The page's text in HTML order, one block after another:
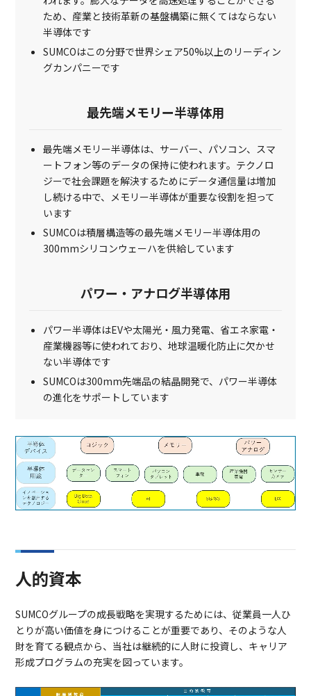
ため、産業と技術革新の基盤構築に無くてはならない
半導体です
SUMCOはこの分野で世界シェア50%以上のリーディン
グカンパニーです
最先端メモリー半導体用
最先端メモリー半導体は、サーバー、パソコン、スマ
ートフォン等のデータの保持に使われます。テクノロ
ジーで社会課題を解決するためにデータ通信量は増加
し続ける中で、メモリー半導体が重要な役割を担って
います
SUMCOは積層構造等の最先端メモリー半導体用の
300mmシリコンウェーハを供給しています
パワー・アナログ半導体用
パワー半導体はEVや太陽光・風力発電、省エネ家電・
産業機器等に使われており、地球温暖化防止に欠かせ
ない半導体です
SUMCOは300mm先端品の結晶開発で、パワー半導体
の進化をサポートしています
人的資本
SUMCOグループの成長戦略を実現するためには、従業員一人ひ
とりが高い価値を身につけることが重要であり、そのような人
財を育てる観点から、当社は継続的に人財に投資し、キャリア
形成プログラムの充実を図っています。